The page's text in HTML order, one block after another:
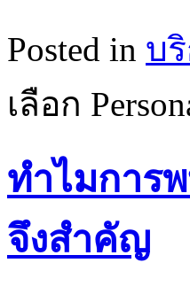
Posted in บ
เลือก
ทำไมการ
จึงสำคัญ